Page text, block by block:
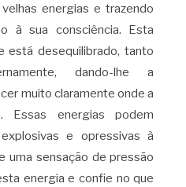
energias e trazendo
à sua consciência. Esta
está desequilibrado, tanto
dando-lhe a
muito claramente onde a
Essas energias podem
e opressivas à
uma sensação de pressão
energia e confie no que